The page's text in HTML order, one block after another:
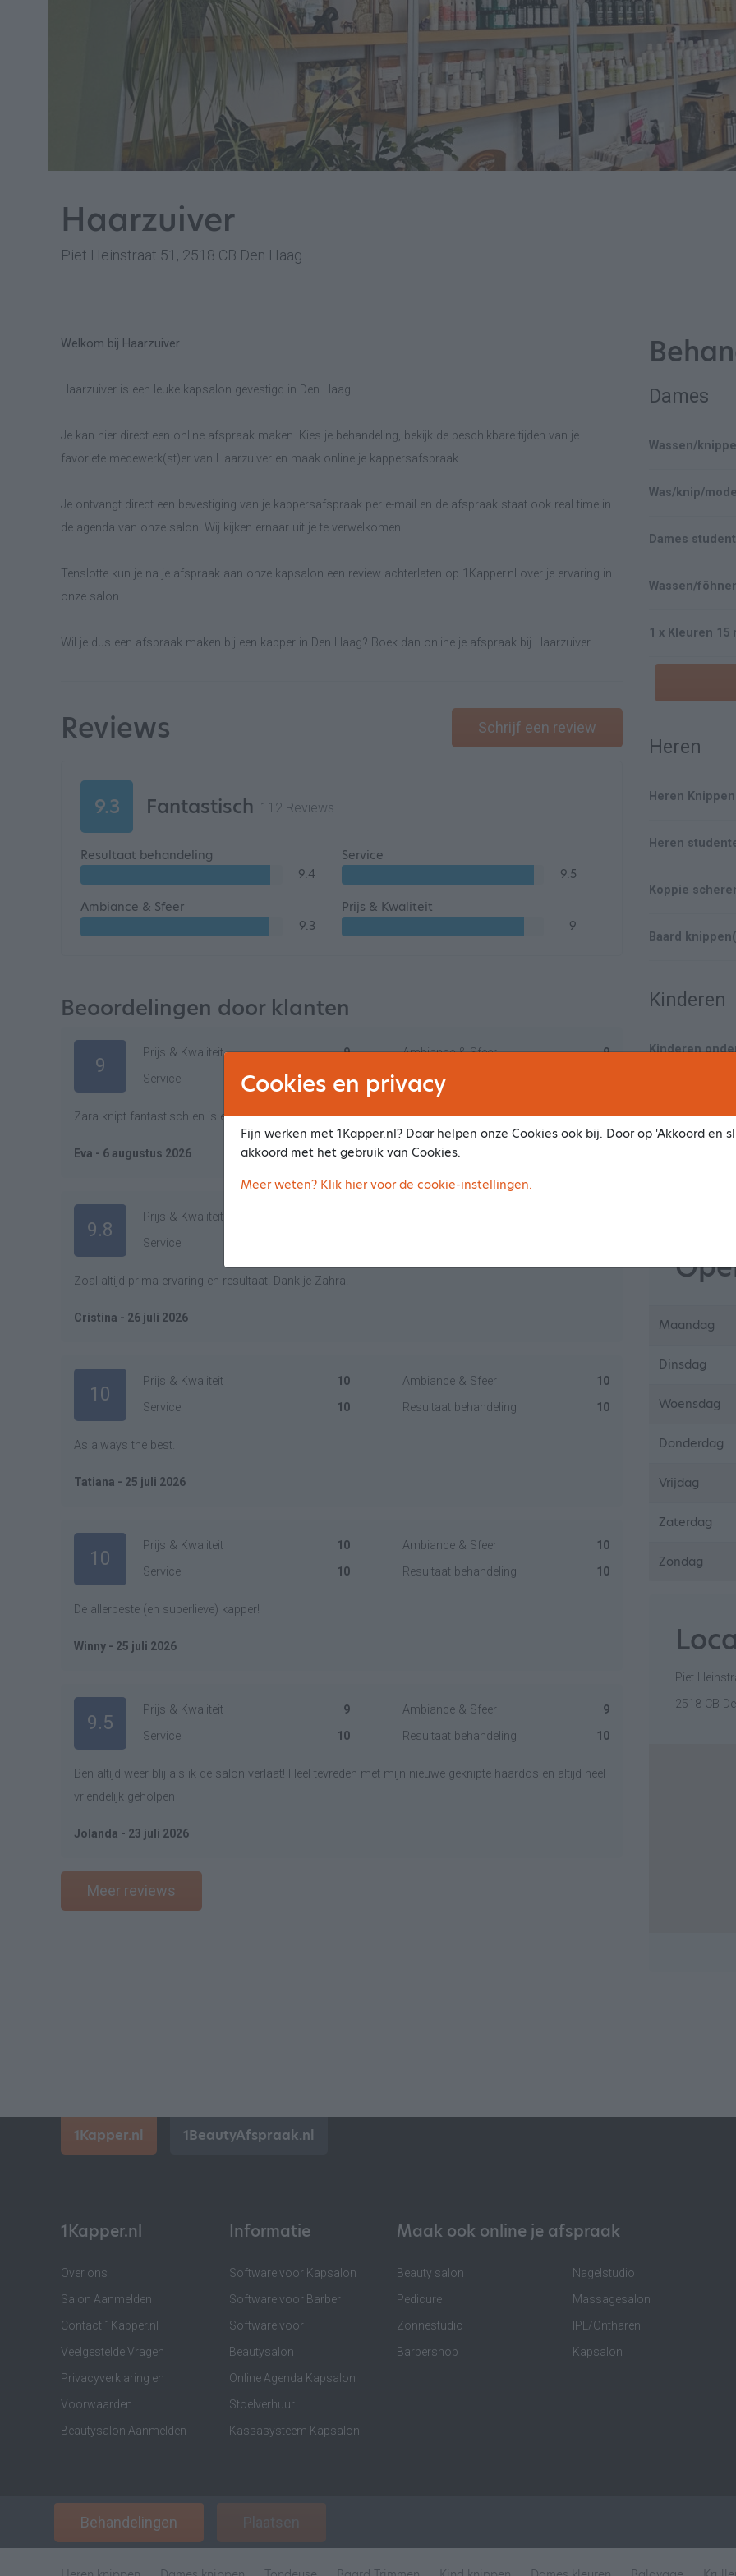
Haarzuiver
Piet Heinstraat 51, 2518 CB Den Haag
Welkom bij Haarzuiver
Haarzuiver is een leuke kapsalon gevestigd in Den Haag.
Je kan hier direct een online afspraak maken. Kies je behandeling, bekijk de beschikbare tijden van je
favoriete medewerk(st)er van Haarzuiver en maak online je kappersafspraak.
Je ontvangt direct een bevestiging van je kappersafspraak per e-mail en de afspraak staat ook real time in
de agenda van onze salon. Wij kijken ernaar uit je te verwelkomen!
Tenslotte kun je na je afspraak aan onze kapsalon een review achterlaten op 1Kapper.nl over je ervaring in
onze salon.
Wil je dus een afspraak maken bij een kapper in Den Haag? Boek dan online je afspraak bij Haarzuiver.
Reviews Schrijf een review
9.3 Fantastisch 112 Reviews
Resultaat behandeling
9.4
Service
9.5
Ambiance & Sfeer
9.3
Prijs & Kwaliteit
9
Beoordelingen door klanten
9
Prijs & Kwaliteit 9 Ambiance & Sfeer
9
Service
9 Resultaat behandeling
Zara knipt fantastisch en is een heel fijn persoon.
Eva - 6 augustus 2026
9.8
Prijs & Kwaliteit
Service
Zoal altijd prima ervaring en resultaat! Dank je Zahra!
Cristina - 26 juli 2026
10
Prijs & Kwaliteit 10 Ambiance & Sfeer
10
Service
10 Resultaat behandeling 10
As always the best.
Tatiana - 25 juli 2026
10
Prijs & Kwaliteit 10 Ambiance & Sfeer
10
Service
10 Resultaat behandeling 10
De allerbeste (en superlieve) kapper!
Winny - 25 juli 2026
9.5
Prijs & Kwaliteit 9 Ambiance & Sfeer
9
Service
10 Resultaat behandeling 10
Ben altijd weer blij als ik de salon verlaat! Heel tevreden met mijn nieuwe geknipte haardos en altijd heel
vriendelijk geholpen
Jolanda - 23 juli 2026
Meer reviews
Dames
Wassen/
Dames
Wassen/
Heren
Heren Knippen
Heren
Koppie
Baard
Kinderen
Kinderen
Dit zijn
werkelijke
Maandag
Dinsdag
Woensdag
Donderdag
Vrijdag
Zaterdag
Zondag
Piet
2518 CB
1Kapper.nl 1BeautyAfspraak.nl
1Kapper.nl
Over ons
Salon Aanmelden
Contact 1Kapper.nl
Veelgestelde Vragen
Privacyverklaring en
Voorwaarden
Beautysalon Aanmelden
Informatie
Software voor Kapsalon
Software voor Barber
Software voor
Beautysalon
Online Agenda Kapsalon
Stoelverhuur
Kassasysteem Kapsalon
Maak ook online je afspraak
Beauty salon
Pedicure
Zonnestudio
Barbershop
Nagelstudio
Massagesalon
IPL/Ontharen
Kapsalon
Behandelingen Plaatsen
Cookies en privacy
Fijn werken met 1Kapper.nl? Daar helpen onze Cookies ook bij. Door op 'Akkoord en
akkoord met het gebruik van Cookies.
Meer weten? Klik hier voor de cookie-instellingen.